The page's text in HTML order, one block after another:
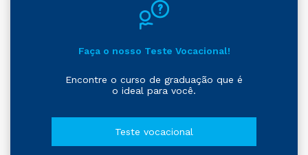
Faça o nosso Teste Vocacional!
Encontre o curso de graduação que é
o ideal para você.
Teste vocacional